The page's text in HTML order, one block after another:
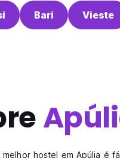
Bari Vieste
melhor hostel em Apúlia é